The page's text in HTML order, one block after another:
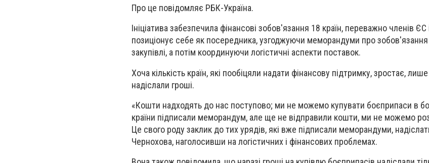
Про це повідомляє РБК-Україна.
Ініціатива забезпечила фінансові зобов'язання 18 країн, переважно членів ЄС
позиціонує себе як посередника, узгоджуючи меморандуми про зобов'язання
закупівлі, а потім координуючи логістичні аспекти поставок.
Хоча кількість країн, які пообіцяли надати фінансову підтримку, зростає,
надіслали гроші.
«Кошти надходять до нас поступово; ми не можемо купувати боєприпаси в
країни підписали меморандум, але ще не відправили кошти, ми не можемо
Це свого роду заклик до тих урядів, які вже підписали меморандуми,
Чернохова, наголосивши на логістичних і фінансових проблемах.